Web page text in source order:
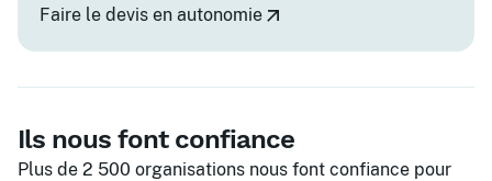
Faire le devis en autonomie
Ils nous font confiance
Plus de 2 500 organisations nous font confiance pour